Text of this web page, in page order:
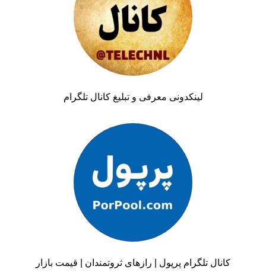
لینکدونی معرفی و تبلیغ کانال تلگرام
کانال تلگرام پرپول | رازهای ثروتمندان | قیمت بازار